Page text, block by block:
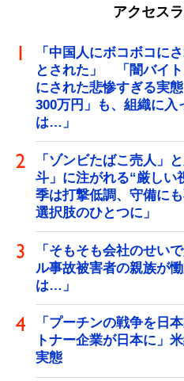
アクセス
「中国人にボコボコに
とされた」 「闇バイ
にされた悲惨すぎる実
300万円」も、組織に入
は…」
「ゾンビたばこ売人」
斗」に注がれる“厳し
季は打撃低調、守備に
選択肢のひとつに」
「そもそも会社のせい
ル事故被害者の親族が
は…」
「プーチンの戦争を日
トナー企業が日本に」
実態